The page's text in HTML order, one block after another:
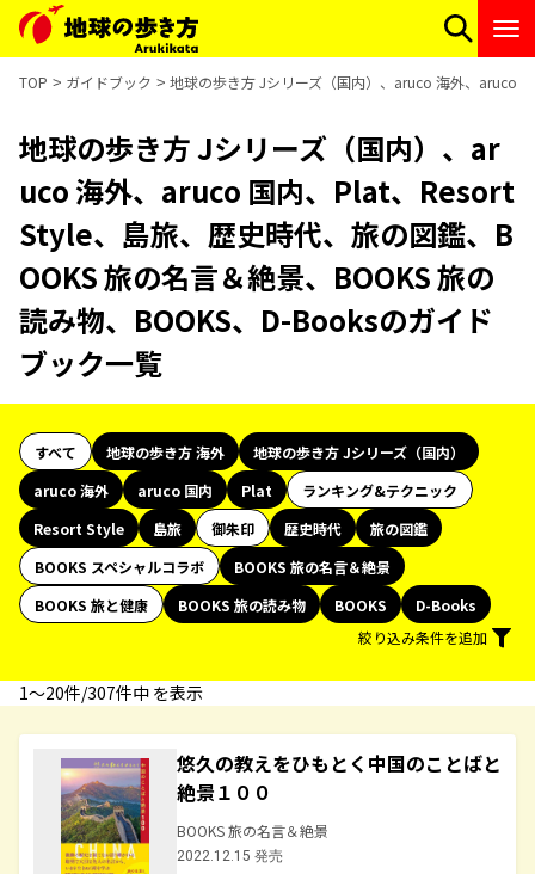
TOP ガイドブック 地球の歩き方 Jシリーズ（国内）、aruco 海外、aruco
地球の歩き方 Jシリーズ（国内）、ar
uco 海外、aruco 国内、Plat、Resort
Style、島旅、歴史時代、旅の図鑑、B
OOKS 旅の名言＆絶景、BOOKS 旅の
読み物、BOOKS、D-Booksのガイド
ブック一覧
すべて 地球の歩き方 海外
地球の歩き方 Jシリーズ（国内）
aruco 海外
aruco 国内 Plat
ランキング&テクニック
Resort Style
島旅 御朱印 歴史時代
旅の図鑑
BOOKS スペシャルコラボ
BOOKS 旅の名言＆絶景
BOOKS 旅と健康
BOOKS 旅の読み物 BOOKS
D-Books
絞り込み条件を追加
1〜20件/307件中 を表示
悠久の教えをひもとく中国のことばと
絶景１００
BOOKS 旅の名言＆絶景
2022.12.15 発売